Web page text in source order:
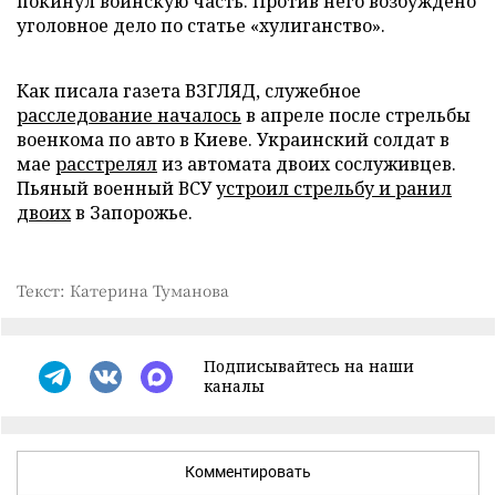
уголовное дело по статье «хулиганство».
Как писала газета ВЗГЛЯД, служебное
расследование началось в апреле после стрельбы
военкома по авто в Киеве. Украинский солдат в
мае расстрелялиз автомата двоих сослуживцев.
Пьяный военный ВСУустроил стрельбу и ранил
двоихв Запорожье.
Текст: Катерина Туманова
Подписывайтесь на наши
каналы
Комментировать